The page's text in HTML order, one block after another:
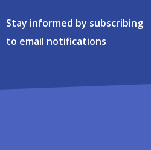
Stay informed by subscribing
to email notifications